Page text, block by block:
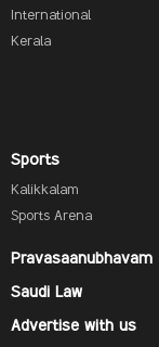
International
Kerala
Sports
Kalikkalam
Sports Arena
Pravasaanubhavam
Saudi Law
Advertise with us